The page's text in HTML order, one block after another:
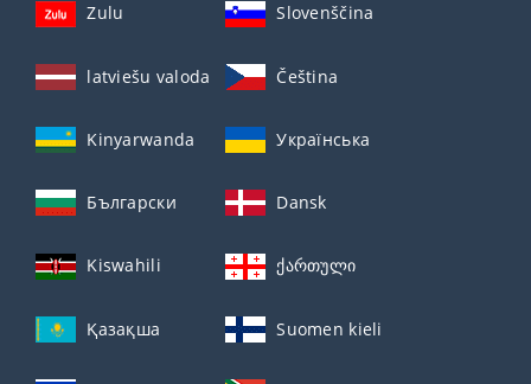
Zulu Slovenščina
latviešu valoda Čeština
Kinyarwanda Українська
Български Dansk
Kiswahili ქართული
Қазақша Suomen kieli